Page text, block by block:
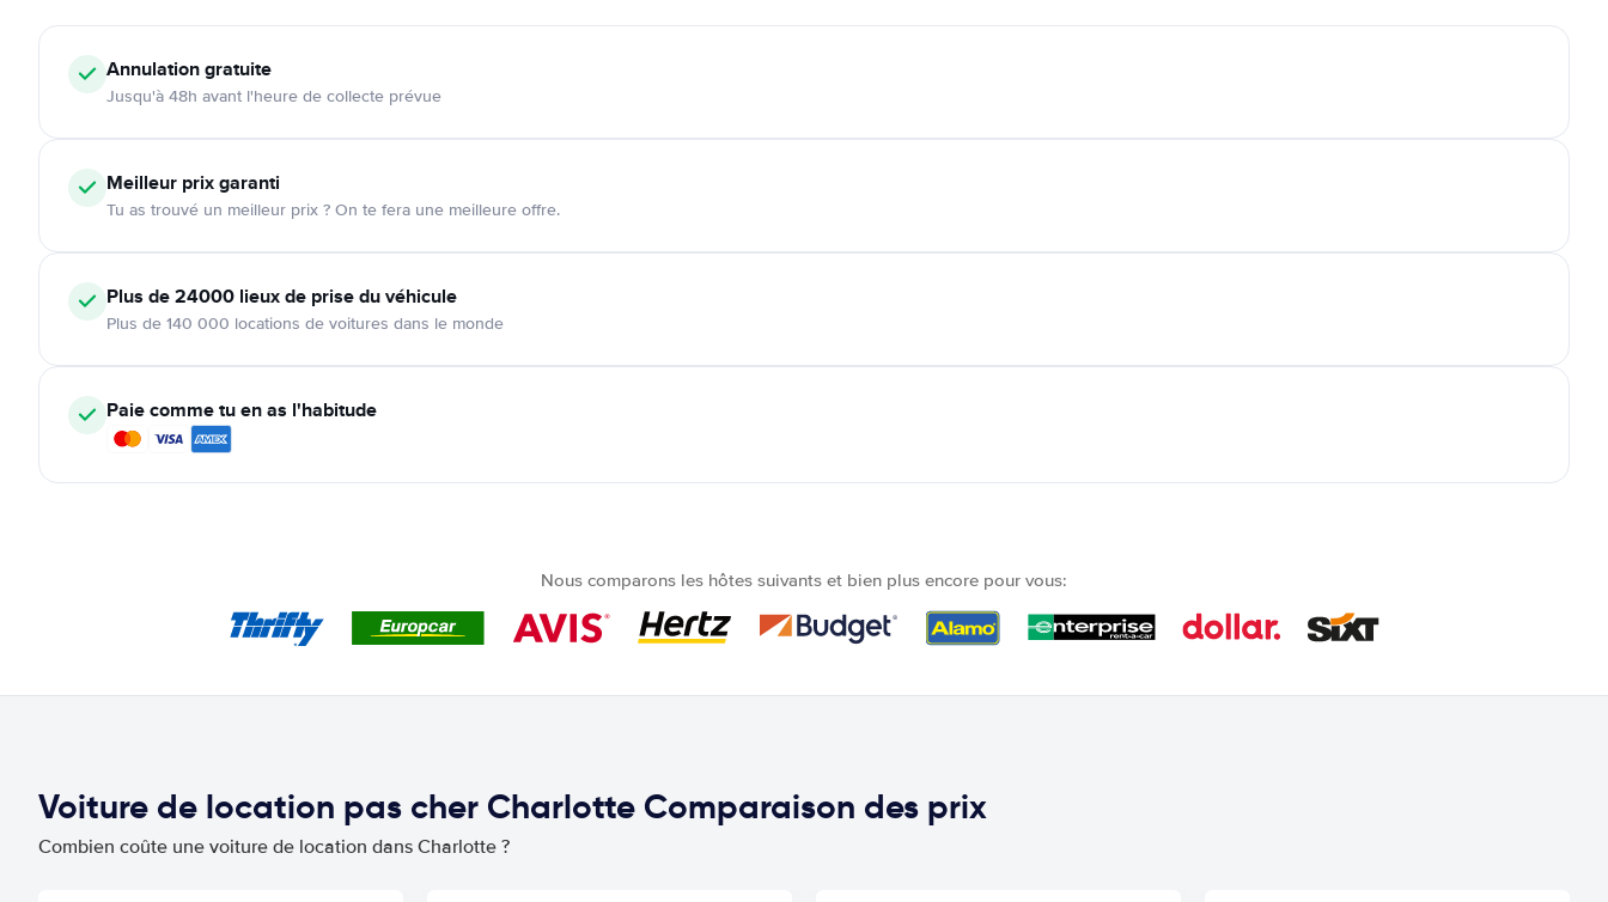
Annulationgratuite
Jusqu'à 48h avant l'heure de collecte prévue
Meilleur prix garanti
Tu as trouvé un meilleur prix ? On te fera une meilleure offre.
Plus de 24000 lieux de prise du véhicule
Plus de 140 000 locations de voitures dans le monde
Paie comme tu en as l'habitude
Nous comparons les hôtes suivants et bien plus encore pour vous:
Voiture de location pas cher Charlotte Comparaison des prix
Combien coûte une voiture de location dans Charlotte ?